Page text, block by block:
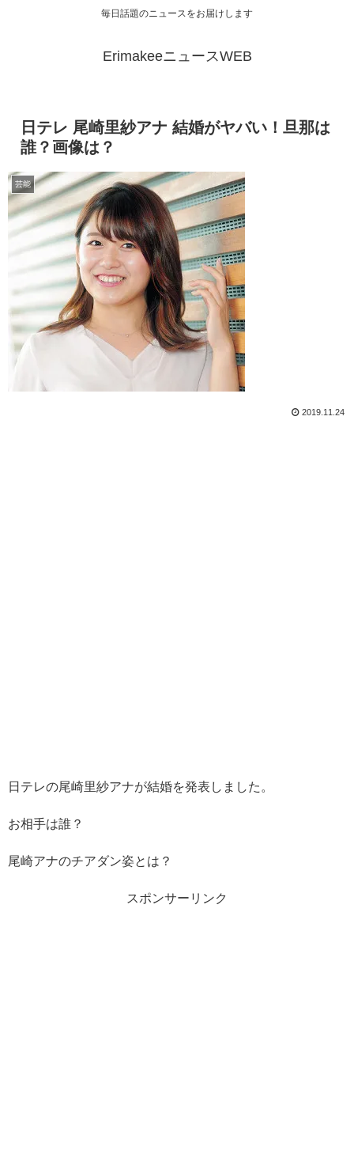
毎日話題のニュースをお届けします
ErimakeeニュースWEB
日テレ 尾崎里紗アナ 結婚がヤバい！旦那は
誰？画像は？
芸能
2019.11.24
日テレの尾崎里紗アナが結婚を発表しました。
お相手は誰？
尾崎アナのチアダン姿とは？
スポンサーリンク